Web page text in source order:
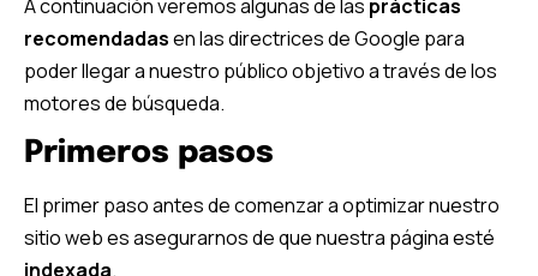
A continuación veremos algunas de las prácticas
recomendadasen las directrices de Google para
poder llegar a nuestro público objetivo a través de los
motores de búsqueda.
Primeros pasos
El primer paso antes de comenzar a optimizar nuestro
sitio web es asegurarnos de que nuestra página esté
indexada.